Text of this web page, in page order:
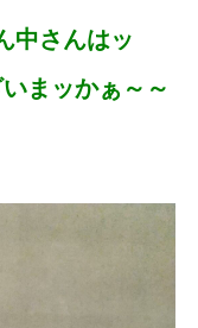
中さんはッ
まッかぁ～～